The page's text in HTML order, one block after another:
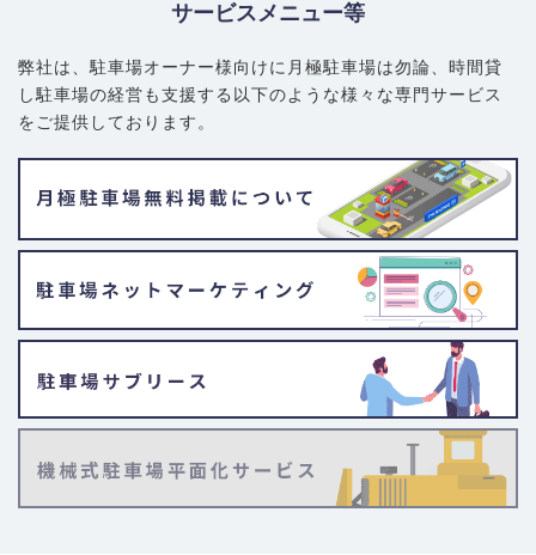
サービスメニュー等
弊社は、駐車場オーナー様向けに月極駐車場は勿論、 時間貸
し駐車場の経営も支援する以下のような様々な専門サービス
をご提供しております。